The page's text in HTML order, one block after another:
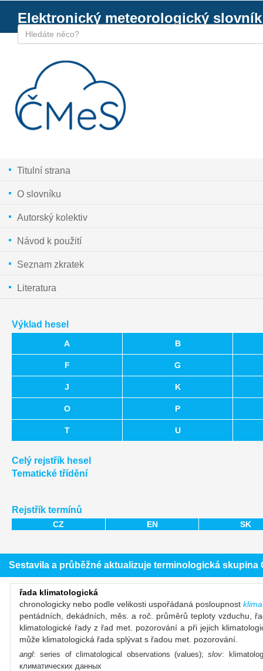
Elektronický meteorologický slovník
Titulní strana
O slovníku
Autorský kolektiv
Návod k použití
Seznam zkratek
Literatura
Výklad hesel
A B
F G
J K
O P
T U
Celý rejstřík hesel
Tematické třídění
Rejstřík termínů
CZ EN SK
Sestavila a průběžné aktualizuje terminologická
řada klimatologická
chronologicky nebo podle velikosti uspořádaná posloupnost
pentádních, dekádních, měs. a roč. průměrů teploty vzduchu,
klimatologické řady z řad met. pozorování a při jejich
může klimatologická řada splývat s řadou met. pozorování.
angl: series of climatological observations (values);slov:
климатических данных